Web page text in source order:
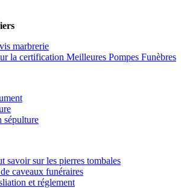
marbrerie
la certification Meilleures Pompes Funèbres
sépulture
savoir sur les pierres tombales
caveaux funéraires
et réglement